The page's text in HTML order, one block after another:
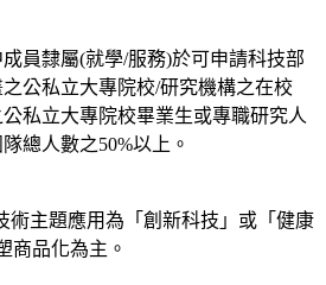
員隸屬(就學/服務)於可申請科技部
公私立大專院校/研究機構之在校
私立大專院校畢業生或專職研究人
總人數之50%以上。
主題應用為「創新科技」或「健康
商品化為主。